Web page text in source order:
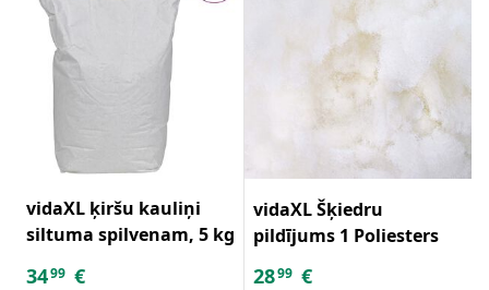
vidaXL ķiršu kauliņi
siltuma spilvenam, 5 kg
3499 €
vidaXL Šķiedru
pildījums 1 Poliesters
2899 €